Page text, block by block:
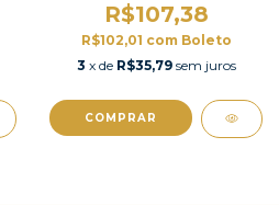
R$107,38
R$102,01 com Boleto
3 x de R$35,79 sem juros
COMPRAR